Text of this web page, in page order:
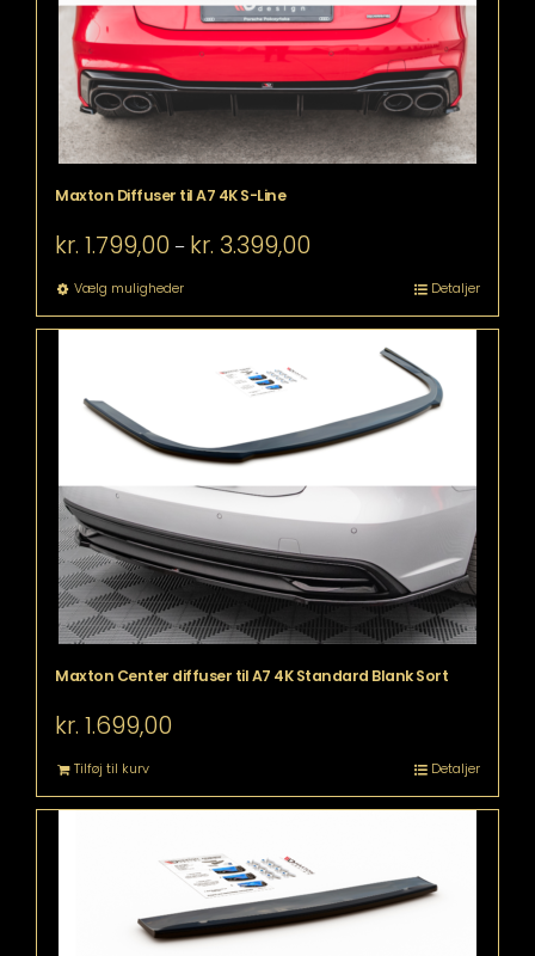
varesiden
Maxton Diffuser til A7 4K S-Line
kr. 1.799,00 – kr. 3.399,00
Vælg mulighederDette
vare
har
varianter.
Mulighederne
vælges
på
varesiden
Detaljer
Maxton Center diffuser til A7 4K Standard Blank Sort
kr. 1.699,00
Tilføj til kurv Detaljer